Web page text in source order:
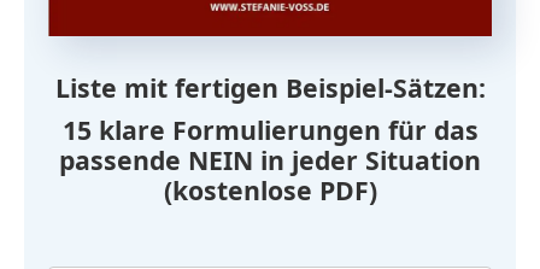
Liste mit fertigen Beispiel-Sätzen:
15 klare Formulierungen für das
passende NEIN in jeder Situation
(kostenlose PDF)